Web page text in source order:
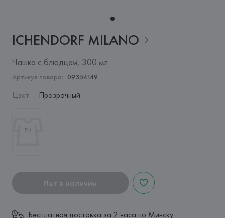
ICHENDORF MILANO
Чашка с блюдцем, 300 мл
Артикул товара: 09354149
Цвет: Прозрачный
Нет в наличии
Бесплатная доставка за 2 часа по Минску